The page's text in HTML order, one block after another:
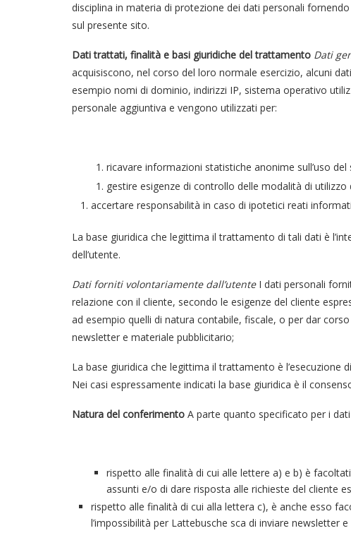
disciplina in materia di protezione dei dati personali
sul presente sito.
Dati trattati, finalità e basi giuridiche del trattamento Dati
acquisiscono, nel corso del loro normale esercizio, alcuni
esempio nomi di dominio, indirizzi IP, sistema operativo
personale aggiuntiva e vengono utilizzati per:
ricavare informazioni statistiche anonime sull’uso del
gestire esigenze di controllo delle modalità di utilizzo
accertare responsabilità in caso di ipotetici reati
La base giuridica che legittima il trattamento di tali dati è
dell’utente.
Dati forniti volontariamente dall’utenteI dati personali
relazione con il cliente, secondo le esigenze del cliente
ad esempio quelli di natura contabile, fiscale, o per dar
newsletter e materiale pubblicitario;
La base giuridica che legittima il trattamento è
Nei casi espressamente indicati la base giuridica è il
Natura del conferimento A parte quanto specificato per i
rispetto alle finalità di cui alle lettere a) e b) è
assunti e/o di dare risposta alle richieste del cliente
rispetto alle finalità di cui alla lettera c), è anche esso
l’impossibilità per Lattebusche sca di inviare newsletter